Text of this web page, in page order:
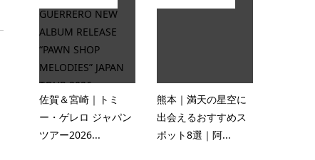
佐賀＆宮崎｜トミ
ー・ゲレロ ジャパン
ツアー2026...
熊本｜満天の星空に
出会えるおすすめス
ポット8選｜阿...